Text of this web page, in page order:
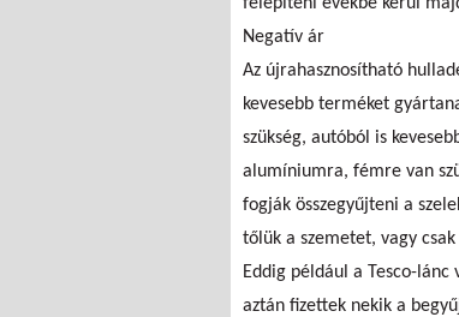
Negatív ár
Az újrahasznosítható
kevesebb terméket
szükség, autóból is
alumíniumra, fémre van
fogják összegyűjteni a
tőlük a szemetet, vagy
Eddig például a Tesco-
aztán fizettek nekik a